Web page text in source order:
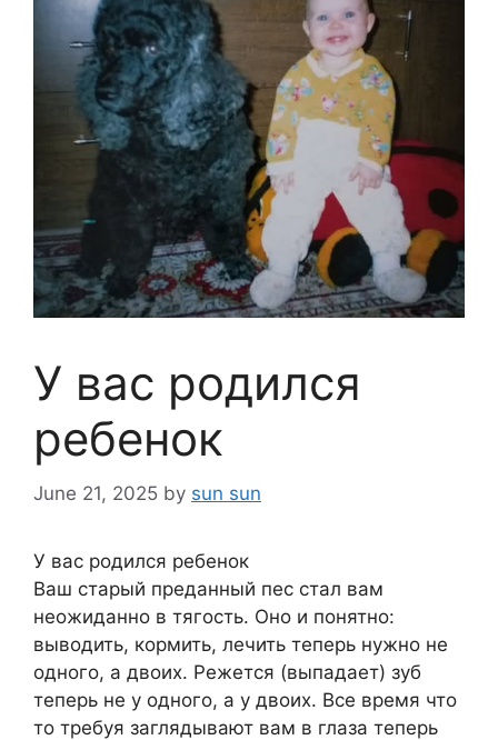
У вас родился
ребенок
June 21, 2025 by sun sun
У вас родился ребенок
Ваш старый преданный пес стал вам
неожиданно в тягость. Оно и понятно:
выводить, кормить, лечить теперь нужно не
одного, а двоих. Режется (выпадает) зуб
теперь не у одного, а у двоих. Все время что
то требуя заглядывают вам в глаза теперь